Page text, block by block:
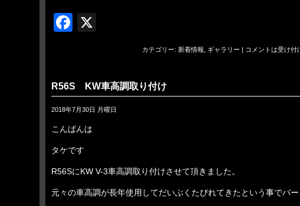
Facebook
カテゴリー: 新着情報 ギャラリー | コメントは受け付
R56S KW車高調取り付け
2018年7月30日 月曜日
こんばんは
タケです
R56SにKW V-3車高調取り付けさせて頂きました。
元々の車高調が長年使用してだいぶくたびれてきたという事でバ